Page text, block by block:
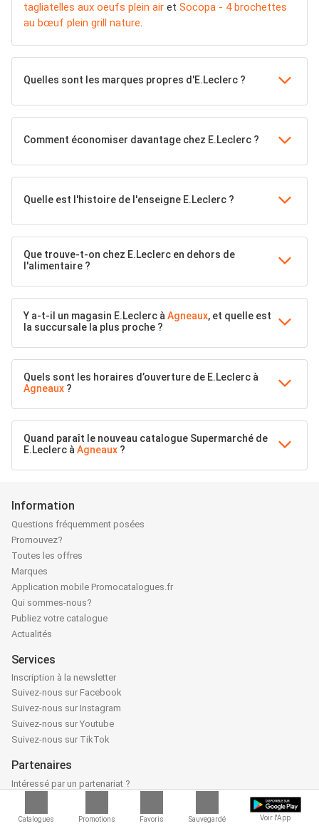
Catalogues Promotions Favoris Sauvegardé Voir l'App
tagliatelles aux oeufs plein air et Socopa - 4 brochettes
au bœuf plein grill nature.
Quelles sont les marques propres d'E.Leclerc ?
Comment économiser davantage chez E.Leclerc ?
Quelle est l'histoire de l'enseigne E.Leclerc ?
Que trouve-t-on chez E.Leclerc en dehors de
l'alimentaire ?
Y a-t-il un magasin E.Leclerc à Agneaux, et quelle est
la succursale la plus proche ?
Quels sont les horaires d’ouverture de E.Leclerc à
Agneaux ?
Quand paraît le nouveau catalogue Supermarché de
E.Leclerc à Agneaux ?
Information
Questions fréquemment posées
Promouvez?
Toutes les offres
Marques
Application mobile Promocatalogues.fr
Qui sommes-nous?
Publiez votre catalogue
Actualités
Services
Inscription à la newsletter
Suivez-nous sur Facebook
Suivez-nous sur Instagram
Suivez-nous sur Youtube
Suivez-nous sur TikTok
Partenaires
Intéressé par un partenariat ?